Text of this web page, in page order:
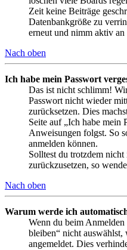
Zeit keine Beiträge
Datenbankgröße zu
erneut und nimm aktiv
Nach oben
Ich habe mein Passwort
Das ist nicht schlimm!
Passwort nicht wieder
zurücksetzen. Dies
Seite auf „Ich habe mein
Anweisungen folgst. So
anmelden können.
Solltest du trotzdem
zurückzusetzen, so
Nach oben
Warum werde ich
Wenn du beim
bleiben“ nicht
angemeldet. Dies